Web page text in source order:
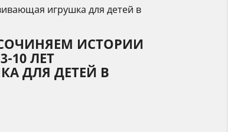
игрушка для детей в
ИСТОРИИ
10 ЛЕТ
ДЛЯ ДЕТЕЙ В